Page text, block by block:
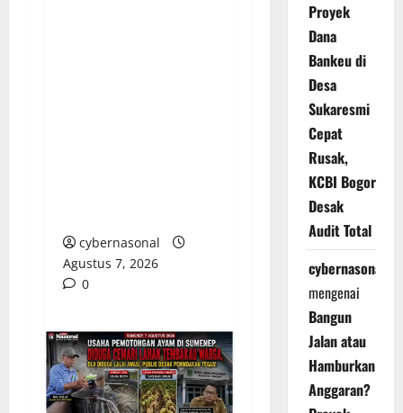
cybernasonal
Agustus 7, 2026
0
Proyek
Dana
Bankeu di
Desa
Sukaresmi
Cepat
Rusak,
KCBI Bogor
Desak
Audit Total
cybernasonal
mengenai
Bangun
Jalan atau
Hamburkan
Anggaran?